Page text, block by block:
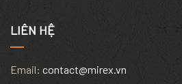
LIÊN HỆ
Email: contact@mirex.vn